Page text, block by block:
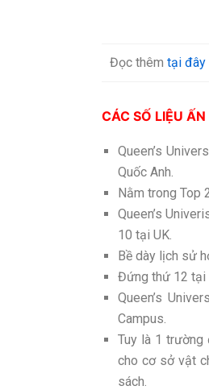
Đọc thêm tại đây
CÁC SỐ LIỆU
Queen’s
Quốc Anh.
Nằm trong Top
Queen’s
10 tại UK.
Bề dày lịch sử
Đứng thứ 12 tại
Queen’s
Campus.
Tuy là 1 trường
cho cơ sở vật
sách.